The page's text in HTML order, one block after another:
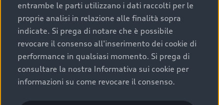
efficienza meccanica: motore, trasmissione e
componenti principali in ottimo stato garantiscono
prestazioni affidabili e sicure.
Acquistare un’auto usata in una Concessionaria ufficiale
Audi che offre l’usato garantito tramite Audi Prima
Scelta :plus, significa affidarsi ad un prodotto che viene
sottoposto a 110 controlli approfonditi e coperto da
garanzia fino a 4 anni per una maggiore tutela del tuo
entrambe le parti utilizzano i dati raccolti per le
proprie analisi in relazione alle finalità sopra
indicate. Si prega di notare che è possibile
revocare il consenso all'inserimento dei cookie di
performance in qualsiasi momento. Si prega di
consultare la nostra Informativa sui cookie per
informazioni su come revocare il consenso.